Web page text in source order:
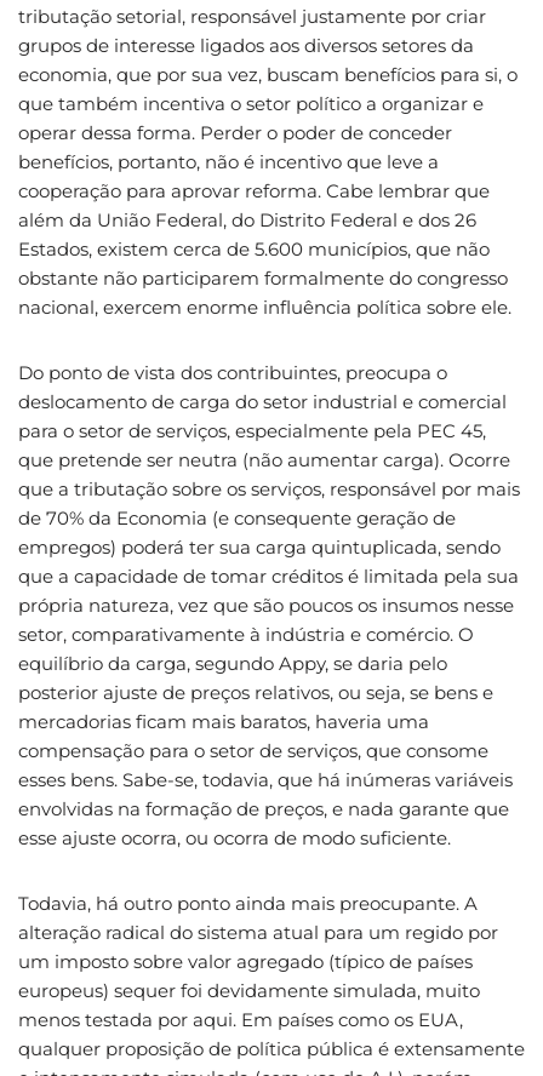
tributação setorial, responsável justamente por criar
grupos de interesse ligados aos diversos setores da
economia, que por sua vez, buscam benefícios para si, o
que também incentiva o setor político a organizar e
operar dessa forma. Perder o poder de conceder
benefícios, portanto, não é incentivo que leve a
cooperação para aprovar reforma. Cabe lembrar que
além da União Federal, do Distrito Federal e dos 26
Estados, existem cerca de 5.600 municípios, que não
obstante não participarem formalmente do congresso
nacional, exercem enorme influência política sobre ele.
Do ponto de vista dos contribuintes, preocupa o
deslocamento de carga do setor industrial e comercial
para o setor de serviços, especialmente pela PEC 45,
que pretende ser neutra (não aumentar carga). Ocorre
que a tributação sobre os serviços, responsável por mais
de 70% da Economia (e consequente geração de
empregos) poderá ter sua carga quintuplicada, sendo
que a capacidade de tomar créditos é limitada pela sua
própria natureza, vez que são poucos os insumos nesse
setor, comparativamente à indústria e comércio. O
equilíbrio da carga, segundo Appy, se daria pelo
posterior ajuste de preços relativos, ou seja, se bens e
mercadorias ficam mais baratos, haveria uma
compensação para o setor de serviços, que consome
esses bens. Sabe-se, todavia, que há inúmeras variáveis
envolvidas na formação de preços, e nada garante que
esse ajuste ocorra, ou ocorra de modo suficiente.
Todavia, há outro ponto ainda mais preocupante. A
alteração radical do sistema atual para um regido por
um imposto sobre valor agregado (típico de países
europeus) sequer foi devidamente simulada, muito
menos testada por aqui. Em países como os EUA,
qualquer proposição de política pública é extensamente